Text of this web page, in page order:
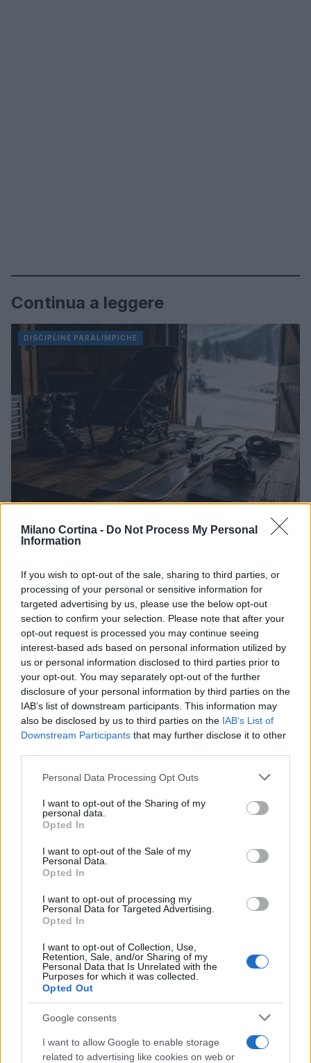
Milano Cortina - Do Not Process My Personal
Information
If you wish to opt-out of the sale, sharing to third parties, or
processing of your personal or sensitive information for
targeted advertising by us, please use the below opt-out
section to confirm your selection. Please note that after your
opt-out request is processed you may continue seeing
interest-based ads based on personal information utilized by
us or personal information disclosed to third parties prior to
your opt-out. You may separately opt-out of the further
disclosure of your personal information by third parties on the
IAB’s list of downstream participants. This information may
also be disclosed by us to third parties on the IAB’s List of
Downstream Participants that may further disclose it to other
Please note that this website/app uses one or more Google
not limited to your visit or usage behaviour. You may click to
grant or deny consent to Google and its third-party tags to
use your data for below specified purposes in below Google
consent section.
Personal Data Processing Opt Outs
I want to opt-out of the Sharing of my
personal data.
Opted In
I want to opt-out of the Sale of my
Personal Data.
Opted In
I want to opt-out of processing my
Personal Data for Targeted Advertising.
Opted In
I want to opt-out of Collection, Use,
Retention, Sale, and/or Sharing of my
Personal Data that Is Unrelated with the
Purposes for which it was collected.
Opted Out
Google consents
I want to allow Google to enable storage
related to advertising like cookies on web or
Continua a leggere
DISCIPLINE PARALIMPICHE
Guida alle classi paralimpiche e agli attrezzi per sci,
snowboard e ghiaccio
DISCIPLINE PARALIMPICHE
Guida ai sport paralimpici invernali: discipline, classi e
attrezzature
Marco Tessari · 24 Lug 2026
Guida alle discipline paralimpiche su neve e ghiaccio
Marco Tessari · 14 Lug 2026